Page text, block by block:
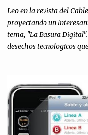
escuchándonos y viendo
personalmente, un éxito
Leo en la revista del
proyectando un
tema, "La Basura
desechos tecnologicos
Asi, todos los residuos
ambientalistas llaman
transmision es el
parecio muy interesante,
que los comentarios los